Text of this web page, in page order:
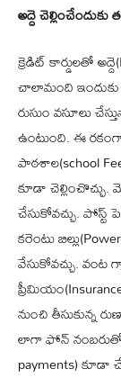
అద్దె చెల్లించేందుకు
క్రెడిట్ కార్డుల‌తో
చాలామంది
రుసుం వ‌సూలు
ఉంటుంది. ఈ
పాఠ‌శాల(school
కూడా చెల్లించొచ్చు.
చేసుకోవ‌చ్చు. పోస్ట్
క‌రెంటు
వేసుకోవ‌చ్చు. వంట
నుంచి తీసుకున్న
లాగా ఫోన్ నంబ‌రుతో
payments) కూడా